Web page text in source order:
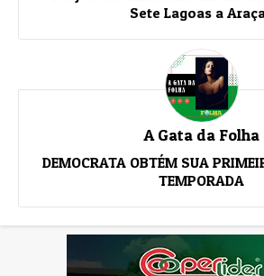
Sete Lagoas a
A Gata da Folha
DEMOCRATA OBTÉM SUA
TEMPORADA